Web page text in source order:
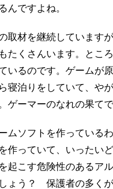
んですよね。
材を継続しています
たくさんいます。とこ
いるのです。ゲームが
寝泊りをしていて、や
ゲーマーのなれの果てで
ソフトを作っている
作っていて、いったい
起こす危険性のあるア
ょう？ 保護者の多く